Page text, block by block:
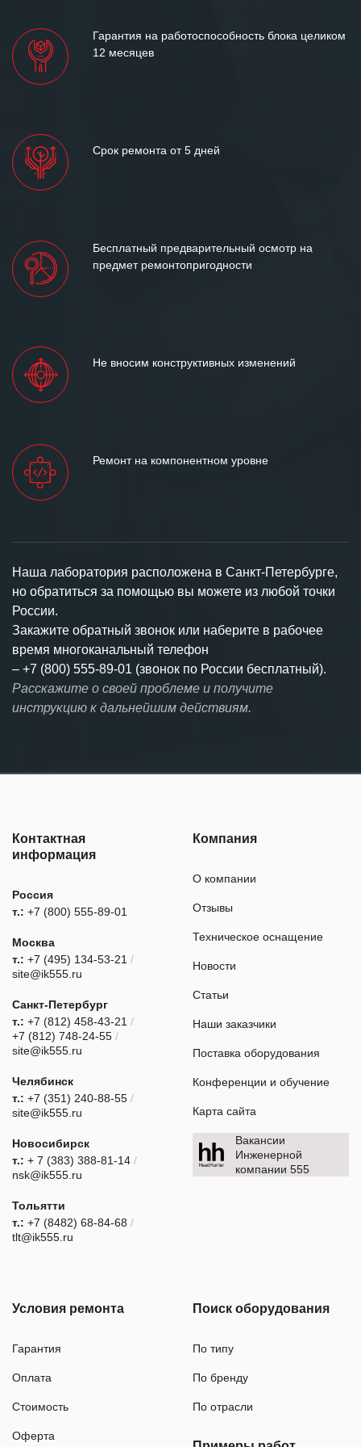
Гарантия на работоспособность блока целиком
12 месяцев
Срок ремонта от 5 дней
Бесплатный предварительный осмотр на
предмет ремонтопригодности
Не вносим конструктивных изменений
Ремонт на компонентном уровне
Наша лаборатория расположена в Санкт-Петербурге,
но обратиться за помощью вы можете из любой точки
России.
Закажите обратный звонок или наберите в рабочее
время многоканальный телефон
– +7 (800) 555-89-01 (звонок по России бесплатный).
Расскажите о своей проблеме и получите
инструкцию к дальнейшим действиям.
Контактная
информация
Россия
т.: +7 (800) 555-89-01
Москва
т.: +7 (495) 134-53-21 /
site@ik555.ru
Санкт-Петербург
т.: +7 (812) 458-43-21 /
+7 (812) 748-24-55 /
site@ik555.ru
Челябинск
т.: +7 (351) 240-88-55 /
site@ik555.ru
Новосибирск
т.: + 7 (383) 388-81-14 /
nsk@ik555.ru
Тольятти
т.: +7 (8482) 68-84-68 /
tlt@ik555.ru
Компания
О компании
Отзывы
Техническое оснащение
Новости
Статьи
Наши заказчики
Поставка оборудования
Конференции и обучение
Карта сайта
Вакансии
Инженерной
компании 555
Условия ремонта
Гарантия
Оплата
Стоимость
Оферта
Поиск оборудования
По типу
По бренду
По отрасли